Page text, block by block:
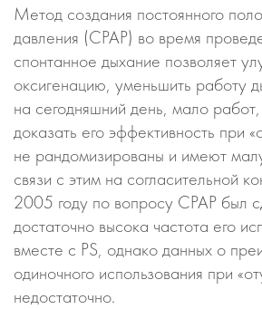
Метод создания постоянного
давления (СРАР) во время
спонтанное дыхание позволяет
оксигенацию, уменьшить работу
на сегодняшний день, мало
доказать его эффективность при
не рандомизированы и имеют
связи с этим на согласительной
2005 году по вопросу СРАР был
достаточно высока частота его
вместе с PS, однако данных о
одиночного использования при
недостаточно.